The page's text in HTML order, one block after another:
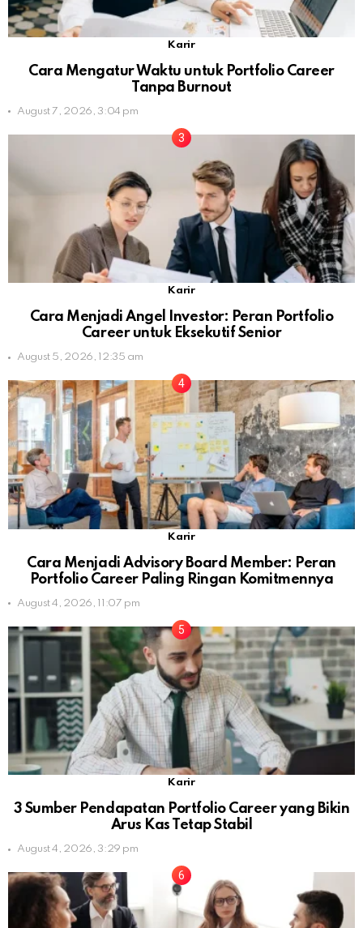
Karir
Cara Mengatur Waktu untuk Portfolio Career
Tanpa Burnout
August 7, 2026, 3:04 pm
Karir
Cara Menjadi Angel Investor: Peran Portfolio
Career untuk Eksekutif Senior
August 5, 2026, 12:35 am
Karir
Cara Menjadi Advisory Board Member: Peran
Portfolio Career Paling Ringan Komitmennya
August 4, 2026, 11:07 pm
Karir
3 Sumber Pendapatan Portfolio Career yang Bikin
Arus Kas Tetap Stabil
August 4, 2026, 3:29 pm